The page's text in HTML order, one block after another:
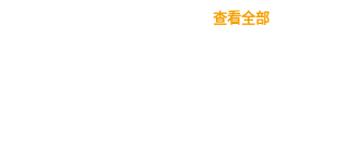
查看全部